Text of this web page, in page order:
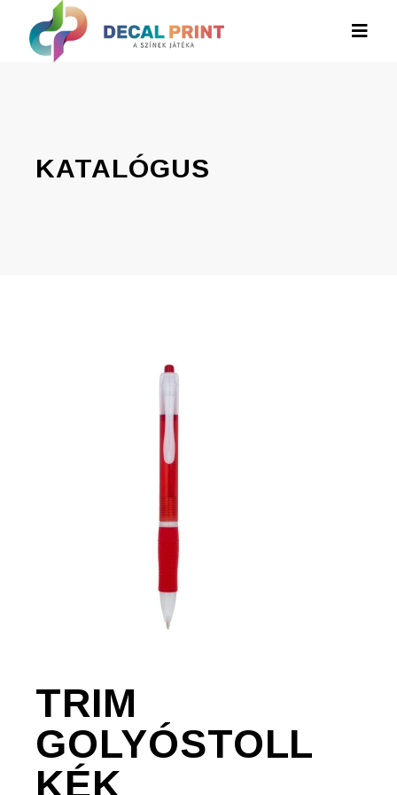
KATALÓGUS
TRIM
GOLYÓSTOLL
KÉK